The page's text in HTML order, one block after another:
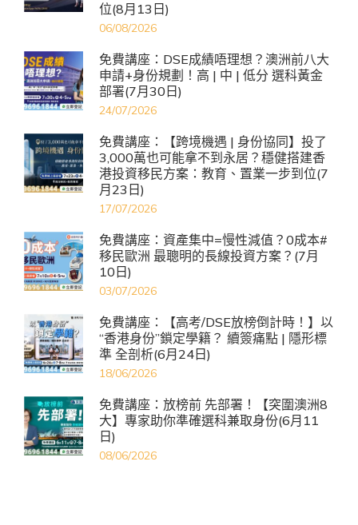
位(8月13日)
06/08/2026
免費講座：DSE成績唔理想？澳洲前八大
申請+身份規劃！高 | 中 | 低分 選科黃金
部署(7月30日)
24/07/2026
免費講座：【跨境機遇 | 身份協同】投了
3,000萬也可能拿不到永居？穩健搭建香
港投資移民方案：教育、置業一步到位(7
月23日)
17/07/2026
免費講座：資產集中=慢性減值？0成本#
移民歐洲 最聰明的長線投資方案？(7月
10日)
03/07/2026
免費講座：【高考/DSE放榜倒計時！】以
“香港身份”鎖定學籍？ 續簽痛點 | 隱形標
準 全剖析(6月24日)
18/06/2026
免費講座：放榜前 先部署！【突圍澳洲8
大】專家助你準確選科兼取身份(6月11
日)
08/06/2026